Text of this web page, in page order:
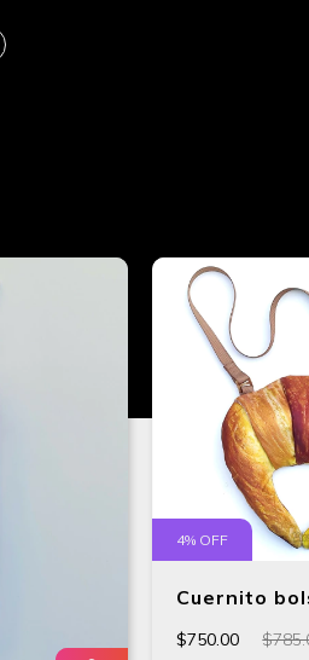
4% OFF
Cuernito
$750.00